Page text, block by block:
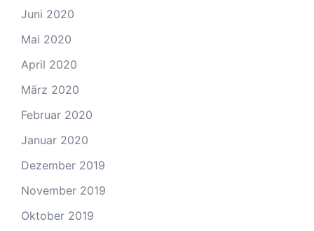
Juni 2020
Mai 2020
April 2020
März 2020
Februar 2020
Januar 2020
Dezember 2019
November 2019
Oktober 2019